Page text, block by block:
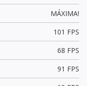
MÁXIMA!
101 FPS
68 FPS
91 FPS